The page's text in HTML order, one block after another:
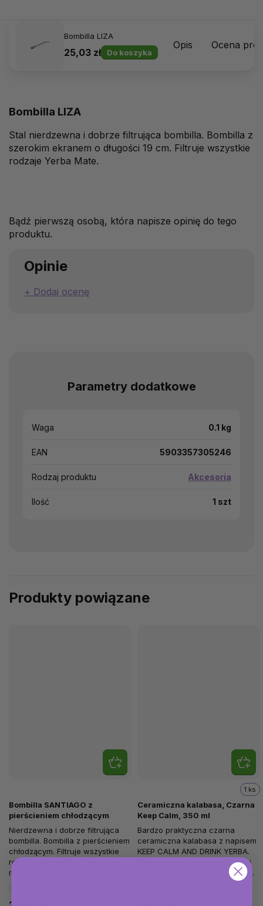
Bombilla LIZA
25,03 zł Do koszyka
Opis Ocena
Bombilla LIZA
Stal nierdzewna i dobrze filtrująca bombilla. Bombilla z
szerokim ekranem o długości 19 cm. Filtruje wszystkie
rodzaje Yerba Mate.
Bądź pierwszą osobą, która napisze opinię do tego
produktu.
Opinie
Dodaj ocenę
Parametry dodatkowe
Waga 0.1 kg
EAN 5903357305246
Rodzaj produktu Akcesoria
Ilość 1 szt
Produkty powiązane
Bombilla SANTIAGO z
pierścieniem chłodzącym
Nierdzewna i dobrze filtrująca
bombilla. Bombilla z pierścieniem
chłodzącym. Filtruje wszystkie
rodzaje Yerba Mate. Bombillę
można całkowicie rozłożyć na
Ceramiczna kalabasa, Czarna
Keep Calm, 350 ml
1 ks
Bardzo praktyczna czarna
ceramiczna kalabasa z napisem
KEEP CALM AND DRINK YERBA.
Kalabasa ma wysokość 10 cm i
pojemność 350 ml. Dobrze się
trzyma i pomaga utrzymać